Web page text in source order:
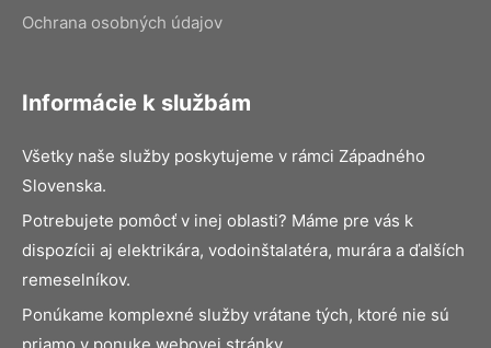
Ochrana osobných údajov
Informácie k službám
Všetky naše služby poskytujeme v rámci Západného
Slovenska.
Potrebujete pomôcť v inej oblasti? Máme pre vás k
dispozícii aj elektrikára, vodoinštalatéra, murára a ďalších
remeselníkov.
Ponúkame komplexné služby vrátane tých, ktoré nie sú